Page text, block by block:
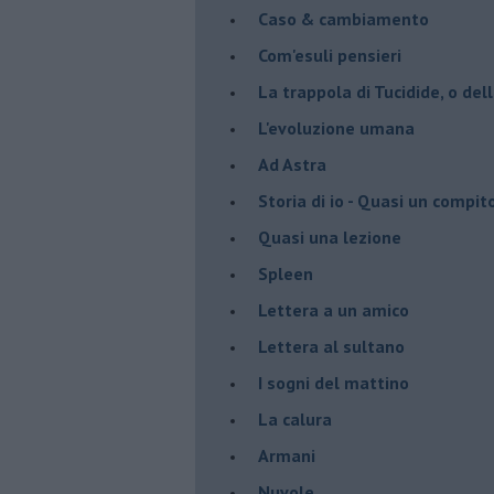
Caso & cambiamento
Com'esuli pensieri
La trappola di Tucidide, o
L'evoluzione umana
Ad Astra
Storia di io - Quasi un
Quasi una lezione
Spleen
Lettera a un amico
Lettera al sultano
I sogni del mattino
La calura
Armani